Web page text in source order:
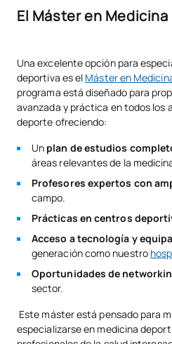
El Máster en Medicina
Una excelente opción para
deportiva es el Másteren
programa está diseñado para
avanzada y práctica en todos los
deporte ofreciendo:
Un plan de estudios
áreas relevantes de la
Profesores expertos con
campo.
Prácticas en centros
Acceso a tecnología y
generación como nuestro
Oportunidades de
sector.
Este máster está pensado para
especializarse en medicina